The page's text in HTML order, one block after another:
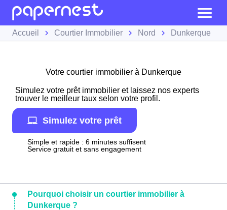
Accueil Courtier Immobilier Nord Dunkerque
Votre courtier immobilier à Dunkerque
Simulez votre prêt immobilier et laissez nos experts
trouver le meilleur taux selon votre profil.
Simulez votre prêt
Simple et rapide : 6 minutes suffisent
Service gratuit et sans engagement
Pourquoi choisir un courtier immobilier à
Dunkerque ?